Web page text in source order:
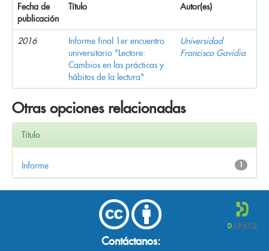
Fecha de
publicación
Título Autor(es)
2016
Informe final 1er encuentro
universitario "Lectore:
Cambios en las prácticas y
hábitos de la lectura"
Universidad
Francisco Gavidia
Otras opciones relacionadas
Título
1
Informe
Contáctanos: